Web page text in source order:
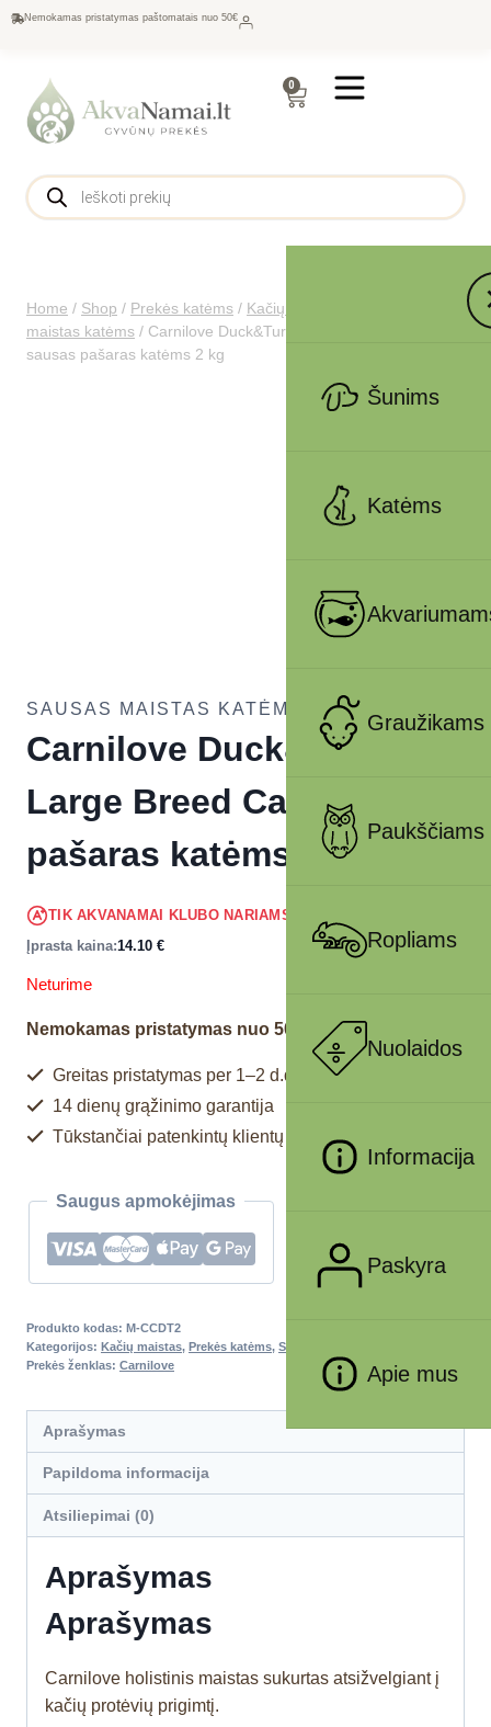
Nemokamas pristatymas paštomatais nuo 50€
0
Šunims
Katėms
Graužikams
Paukščiams
Ropliams
Nuolaidos
Informacija
Paskyra
Apie mus
Home / Shop / Prekės katėms / Kačių maistas
maistas katėms / Carnilove Duck&Turkey Large Breed Cats
sausas pašaras katėms 2 kg
SAUSAS MAISTAS KATĖMS
Carnilove Duck&Turkey
Large Breed Cats sausas
pašaras katėms 2 kg
TIK AKVANAMAI KLUBO NARIAMS 13.40
Įprasta kaina:14.10 €
Neturime
Nemokamas pristatymas nuo 50€
Greitas pristatymas per 1–2 d.d.
14 dienų grąžinimo garantija
Tūkstančiai patenkintų klientų
Saugus apmokėjimas
Produkto kodas: M-CCDT2
Kategorijos: Kačių maistas, Prekės katėms, Sausas maistas katėms
Prekės ženklas: Carnilove
Aprašymas
Papildoma informacija
Atsiliepimai (0)
Aprašymas
Aprašymas
Carnilove holistinis maistas sukurtas atsižvelgiant į
kačių protėvių prigimtį.